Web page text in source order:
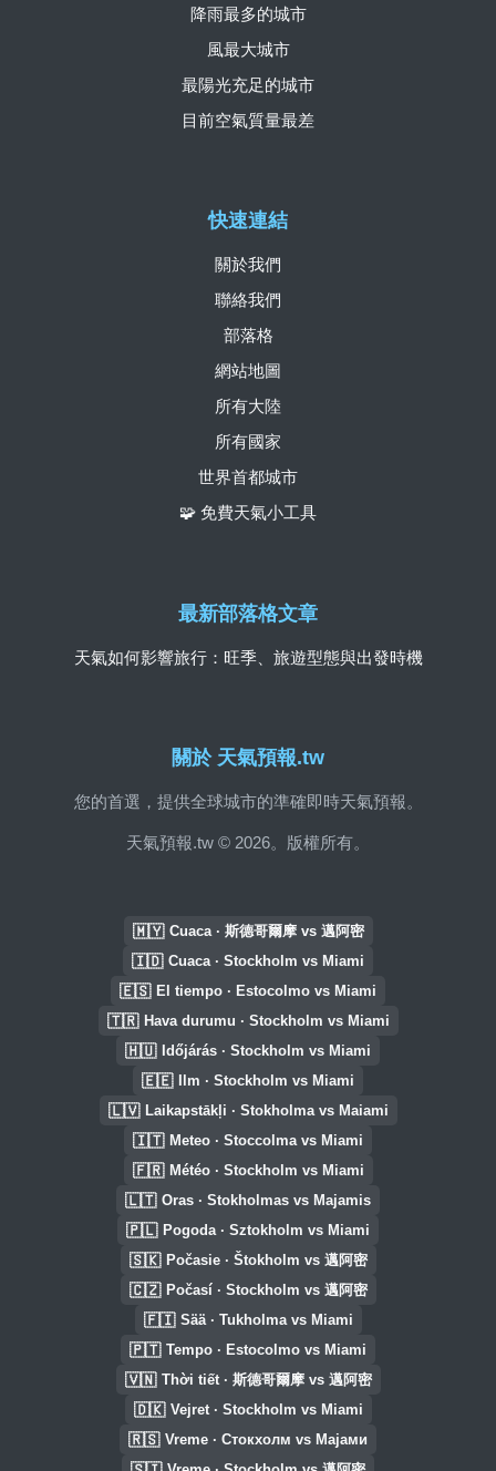
關於 天氣預報.tw
您的首選，提供全球城市的準確即時天氣預報。
天氣預報.tw © 2026。版權所有。
快速連結
關於我們
聯絡我們
部落格
網站地圖
所有大陸
所有國家
世界首都城市
🧩 免費天氣小工具
降雨最多的城市
風最大城市
最陽光充足的城市
目前空氣質量最差
最新部落格文章
天氣如何影響旅行：旺季、旅遊型態與出發時機
🇲🇾 Cuaca · 斯德哥爾摩 vs 邁阿密
🇮🇩 Cuaca · Stockholm vs Miami
🇪🇸 El tiempo · Estocolmo vs Miami
🇹🇷 Hava durumu · Stockholm vs Miami
🇭🇺 Időjárás · Stockholm vs Miami
🇪🇪 Ilm · Stockholm vs Miami
🇱🇻 Laikapstākļi · Stokholma vs Maiami
🇮🇹 Meteo · Stoccolma vs Miami
🇫🇷 Météo · Stockholm vs Miami
🇱🇹 Oras · Stokholmas vs Majamis
🇵🇱 Pogoda · Sztokholm vs Miami
🇸🇰 Počasie · Štokholm vs 邁阿密
🇨🇿 Počasí · Stockholm vs 邁阿密
🇫🇮 Sää · Tukholma vs Miami
🇵🇹 Tempo · Estocolmo vs Miami
🇻🇳 Thời tiết · 斯德哥爾摩 vs 邁阿密
🇩🇰 Vejret · Stockholm vs Miami
🇷🇸 Vreme · Стокхолм vs Мајами